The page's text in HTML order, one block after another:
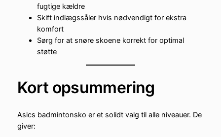
fugtige kældre
Skift indlægssåler hvis nødvendigt for ekstra
komfort
Sørg for at snøre skoene korrekt for optimal
støtte
Kort opsummering
Asics badmintonsko er et solidt valg til alle niveauer. De
giver: